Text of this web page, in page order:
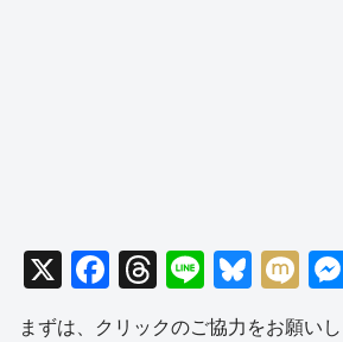
X
F
a
T
hr
Li
n
Bl
u
M
ixi
まずは、クリックのご協力をお願い